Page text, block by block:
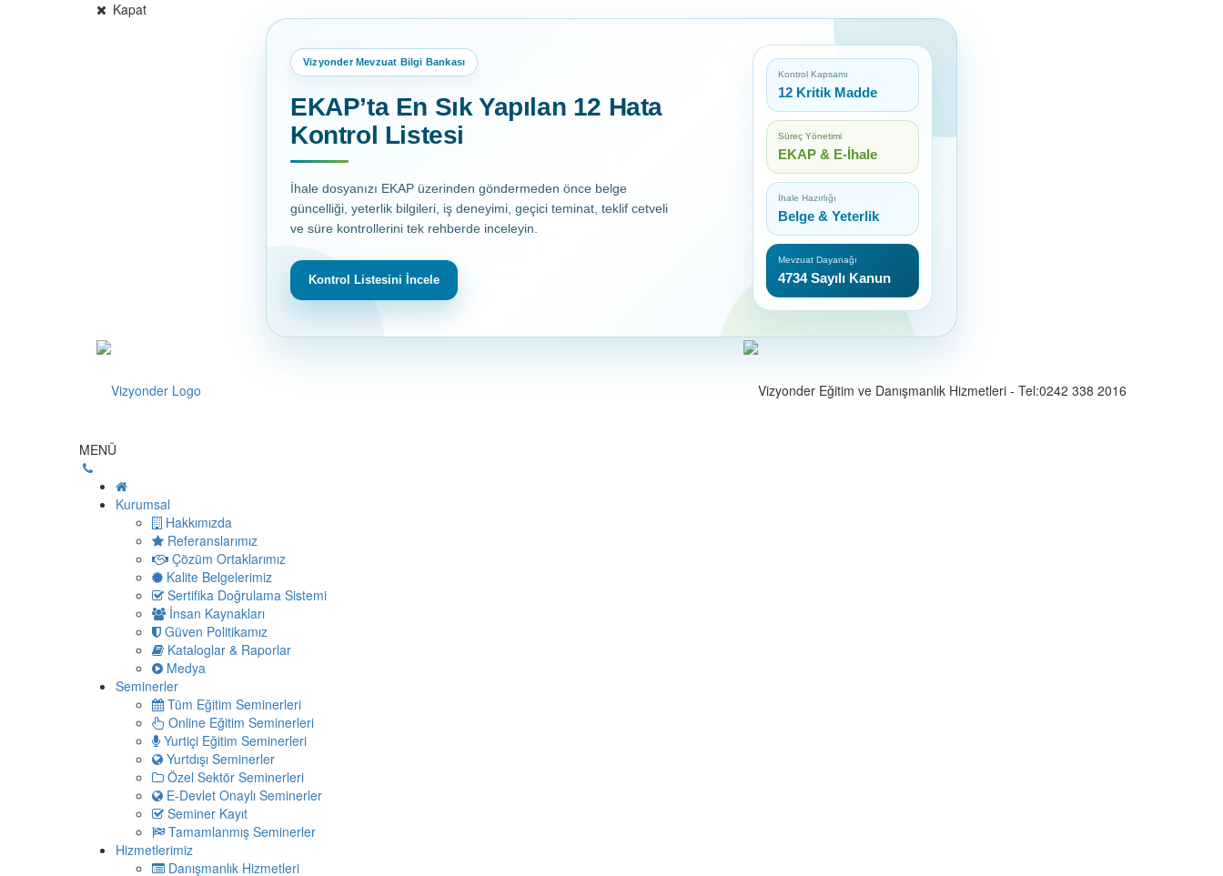
Kapat
Vizyonder Mevzuat Bilgi Bankası
EKAP’ta En Sık Yapılan 12 Hata
Kontrol Listesi
İhale dosyanızı EKAP üzerinden göndermeden önce belge
güncelliği, yeterlik bilgileri, iş deneyimi, geçici teminat, teklif cetveli
ve süre kontrollerini tek rehberde inceleyin.
Kontrol Listesini İncele
Kontrol Kapsamı
12 Kritik Madde
Süreç Yönetimi
EKAP & E-İhale
İhale Hazırlığı
Belge & Yeterlik
Mevzuat Dayanağı
4734 Sayılı Kanun
MENÜ
Kurumsal
Hakkımızda
Referanslarımız
Çözüm Ortaklarımız
Kalite Belgelerimiz
Sertifika Doğrulama Sistemi
İnsan Kaynakları
Güven Politikamız
Kataloglar & Raporlar
Medya
Seminerler
Tüm Eğitim Seminerleri
Online Eğitim Seminerleri
Yurtiçi Eğitim Seminerleri
Yurtdışı Seminerler
Özel Sektör Seminerleri
E-Devlet Onaylı Seminerler
Seminer Kayıt
Tamamlanmış Seminerler
Hizmetlerimiz
Danışmanlık Hizmetleri